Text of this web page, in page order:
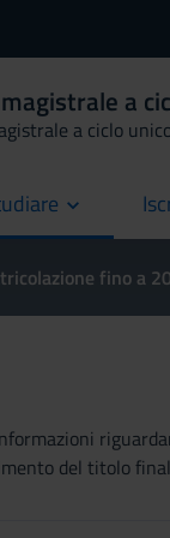
a
a ciclo
fino a
del titolo